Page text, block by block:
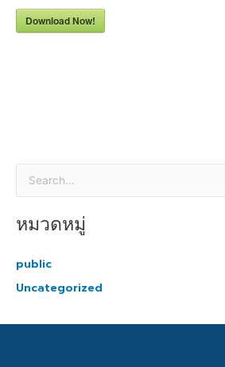
Download Now!
a
c
h
หมวดหมู่
public
Uncategorized